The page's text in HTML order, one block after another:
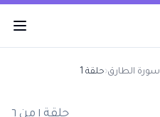
سورة الطارق‹حلقة 1
حلقة ١ من ٦